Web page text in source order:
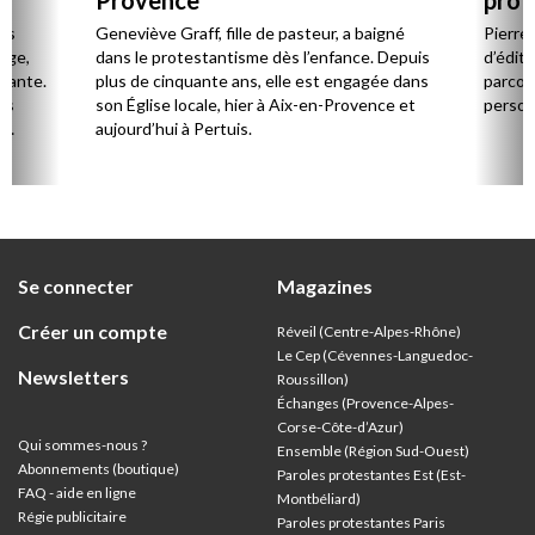
Geneviève Graff, fille de pasteur, a baigné
dans le protestantisme dès l’enfance. Depuis
plus de cinquante ans, elle est engagée dans
son Église locale, hier à Aix-en-Provence et
aujourd’hui à Pertuis.
Se connecter
Créer un compte
Newsletters
Qui sommes-nous ?
Abonnements (boutique)
FAQ - aide en ligne
Régie publicitaire
Magazines
Réveil (Centre-Alpes-Rhône)
Le Cep (Cévennes-Languedoc-
Roussillon)
Échanges (Provence-Alpes-
Corse-Côte-d’Azur)
Ensemble (Région Sud-Ouest)
Paroles protestantes Est (Est-
Montbéliard)
Paroles protestantes Paris